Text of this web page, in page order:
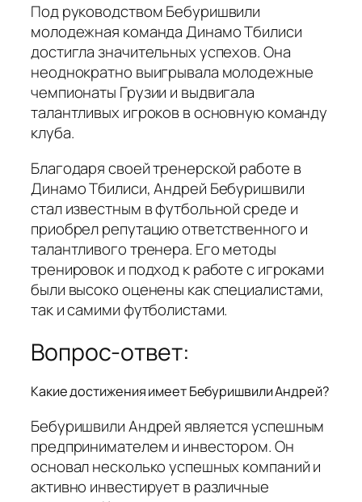
Под руководством Бебуришвили
молодежная команда Динамо Тбилиси
достигла значительных успехов. Она
неоднократно выигрывала молодежные
чемпионаты Грузии и выдвигала
талантливых игроков в основную команду
клуба.
Благодаря своей тренерской работе в
Динамо Тбилиси, Андрей Бебуришвили
стал известным в футбольной среде и
приобрел репутацию ответственного и
талантливого тренера. Его методы
тренировок и подход к работе с игроками
были высоко оценены как специалистами,
так и самими футболистами.
Вопрос-ответ:
Какие достижения имеет Бебуришвили Андрей?
Бебуришвили Андрей является успешным
предпринимателем и инвестором. Он
основал несколько успешных компаний и
активно инвестирует в различные